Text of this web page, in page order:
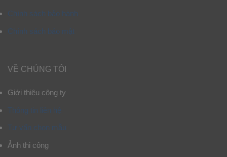
Chính sách bảo hành
Chính sách bảo mật
VỀ CHÚNG TÔI
Giới thiệu công ty
Thông tin liên hệ
Tư vấn chọn mẫu
Ảnh thi công